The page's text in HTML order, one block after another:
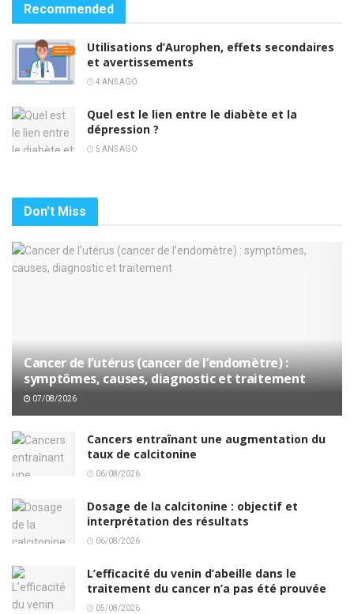
Recommended
Utilisations d’Aurophen, effets secondaires
et avertissements
4 ANS AGO
Quel est le lien entre le diabète et la
dépression ?
5 ANS AGO
Don't Miss
Cancer de l’utérus (cancer de l’endomètre) :
symptômes, causes, diagnostic et traitement
07/08/2026
Cancers entraînant une augmentation du
taux de calcitonine
06/08/2026
Dosage de la calcitonine : objectif et
interprétation des résultats
06/08/2026
L’efficacité du venin d’abeille dans le
traitement du cancer n’a pas été prouvée
05/08/2026